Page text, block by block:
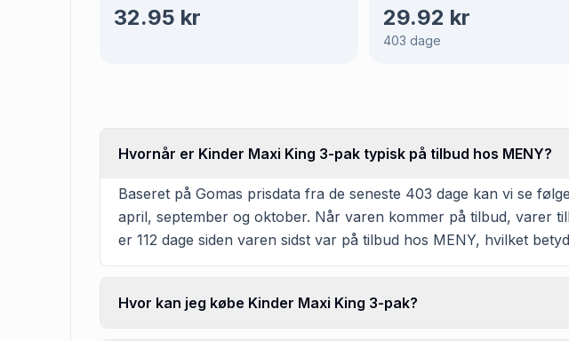
32.95 kr 29.92 kr
403 dage
Hvornår er Kinder Maxi King 3-pak typisk på tilbud hos MENY?
Baseret på Gomas prisdata fra de seneste 403 dage kan vi se
april, september og oktober. Når varen kommer på tilbud, varer
er 112 dage siden varen sidst var på tilbud hos MENY, hvilket
Hvor kan jeg købe Kinder Maxi King 3-pak?